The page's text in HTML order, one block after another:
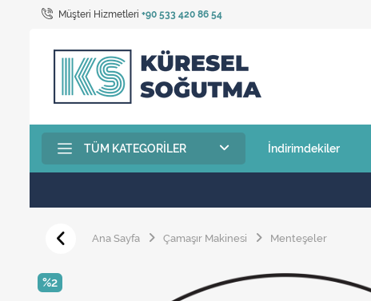
Müşteri Hizmetleri +90 533 420 86 54
TÜM KATEGORILER İndirimdekiler
Ana Sayfa Çamaşır Makinesi Menteşeler
%2